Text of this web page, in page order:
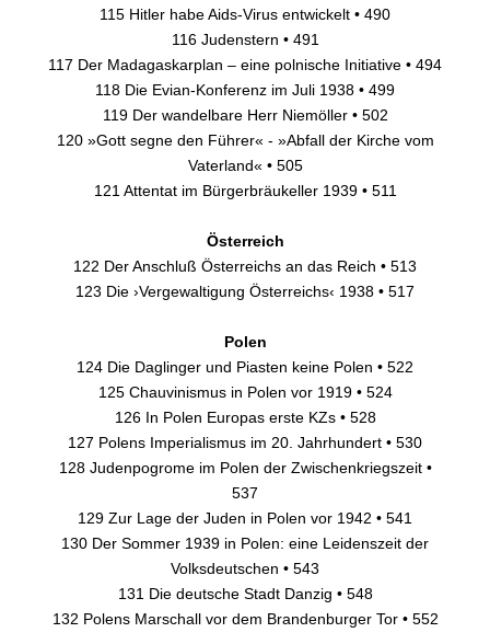
115 Hitler habe Aids-Virus entwickelt • 490
116 Judenstern • 491
117 Der Madagaskarplan – eine polnische Initiative • 494
118 Die Evian-Konferenz im Juli 1938 • 499
119 Der wandelbare Herr Niemöller • 502
120 »Gott segne den Führer« - »Abfall der Kirche vom
Vaterland« • 505
121 Attentat im Bürgerbräukeller 1939 • 511
Österreich
122 Der Anschluß Österreichs an das Reich • 513
123 Die ›Vergewaltigung Österreichs‹ 1938 • 517
Polen
124 Die Daglinger und Piasten keine Polen • 522
125 Chauvinismus in Polen vor 1919 • 524
126 In Polen Europas erste KZs • 528
127 Polens Imperialismus im 20. Jahrhundert • 530
128 Judenpogrome im Polen der Zwischenkriegszeit •
537
129 Zur Lage der Juden in Polen vor 1942 • 541
130 Der Sommer 1939 in Polen: eine Leidenszeit der
Volksdeutschen • 543
131 Die deutsche Stadt Danzig • 548
132 Polens Marschall vor dem Brandenburger Tor • 552